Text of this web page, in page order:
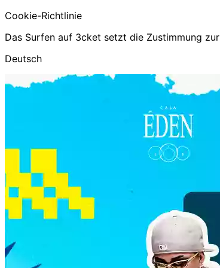
Cookie-Richtlinie
Das Surfen auf 3cket setzt die Zustimmung zur
Deutsch